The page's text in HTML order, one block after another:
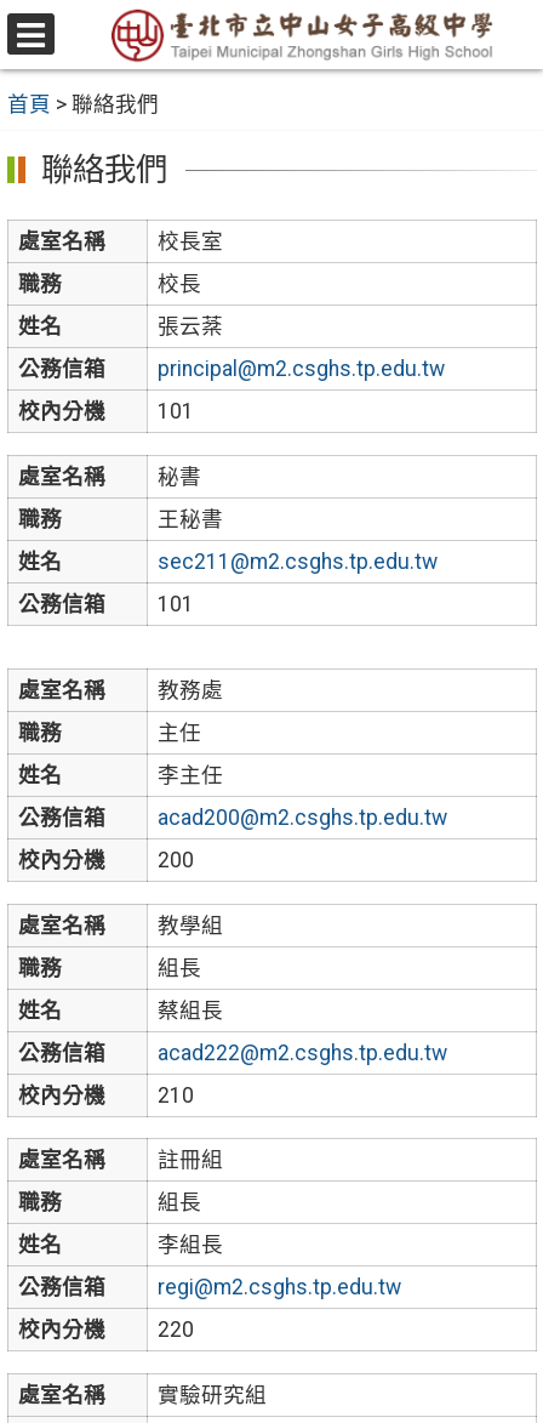
跳
至
要
內
容
區
選
單
首頁 > 聯絡我們
聯絡我們
處室名稱
校長室
職務
校長
姓名
張云棻
公務信箱
principal@m2.csghs.tp.edu.tw
校內分機
101
處室名稱
秘書
職務
王秘書
姓名
sec211@m2.csghs.tp.edu.tw
公務信箱
101
處室名稱
教務處
職務
主任
姓名
李主任
公務信箱
acad200@m2.csghs.tp.edu.tw
校內分機
200
處室名稱
教學組
職務
組長
姓名
蔡組長
公務信箱
acad222@m2.csghs.tp.edu.tw
校內分機
210
處室名稱
註冊組
職務
組長
姓名
李組長
公務信箱
regi@m2.csghs.tp.edu.tw
校內分機
220
處室名稱
實驗研究組